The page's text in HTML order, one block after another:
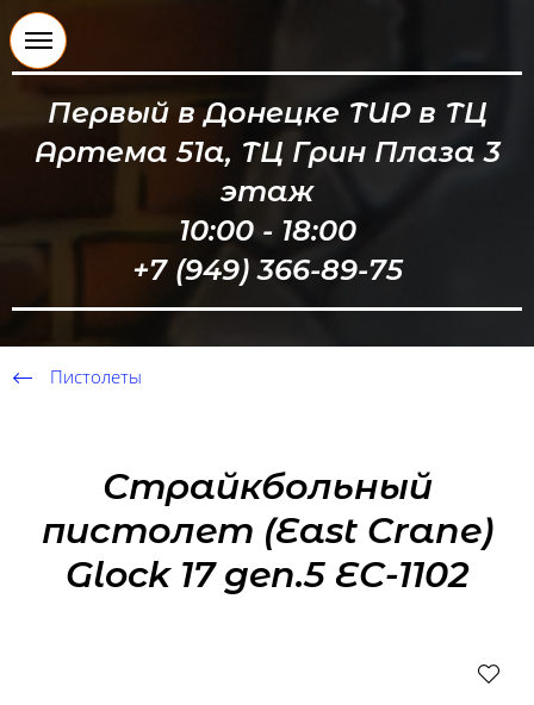
Первый в Донецке ТИР в ТЦ
Артема 51а, ТЦ Грин Плаза 3
этаж
10:00 - 18:00
+7 (949) 366-89-75
Пистолеты
Страйкбольный
пистолет (East Crane)
Glock 17 gen.5 EC-1102